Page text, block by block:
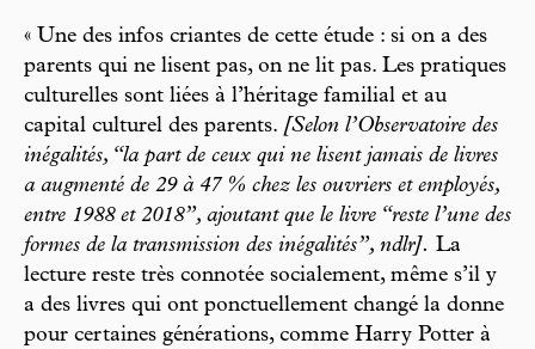
« Une des infos criantes de cette étude : si on a des
parents qui ne lisent pas, on ne lit pas. Les pratiques
culturelles sont liées à l’héritage familial et au
capital culturel des parents. [Selon l’Observatoire des
inégalités, “la part de ceux qui ne lisent jamais de livres
a augmenté de 29 à 47 % chez les ouvriers et employés,
entre 1988 et 2018”, ajoutant que le livre “reste l’une des
formes de la transmission des inégalités”, ndlr]. La
lecture reste très connotée socialement, même s’il y
a des livres qui ont ponctuellement changé la donne
pour certaines générations, comme Harry Potter à